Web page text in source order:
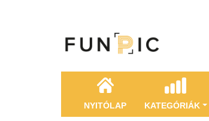
NYITÓLAP KATEGÓRIÁK